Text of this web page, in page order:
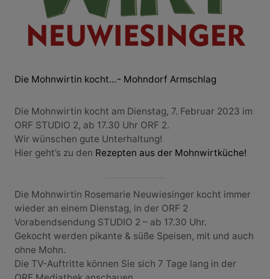
Die Mohnwirtin kocht…- Mohndorf Armschlag
Die Mohnwirtin kocht am Dienstag, 7. Februar 2023 im
ORF STUDIO 2, ab 17.30 Uhr ORF 2.
Wir wünschen gute Unterhaltung!
Hier geht’s zu den Rezepten aus der Mohnwirtküche!
Die Mohnwirtin Rosemarie Neuwiesinger kocht immer
wieder an einem Dienstag, in der ORF 2
Vorabendsendung STUDIO 2 – ab 17.30 Uhr.
Gekocht werden pikante & süße Speisen, mit und auch
ohne Mohn.
Die TV-Auftritte können Sie sich 7 Tage lang in der